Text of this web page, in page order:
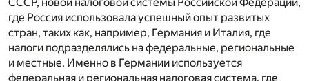
где Россия использовала успешный опыт развитых
стран, таких как, например, Германия и Италия, где
налоги подразделялись на федеральные, региональные
и местные. Именно в Германии используется
федеральная и региональная налоговая система, где